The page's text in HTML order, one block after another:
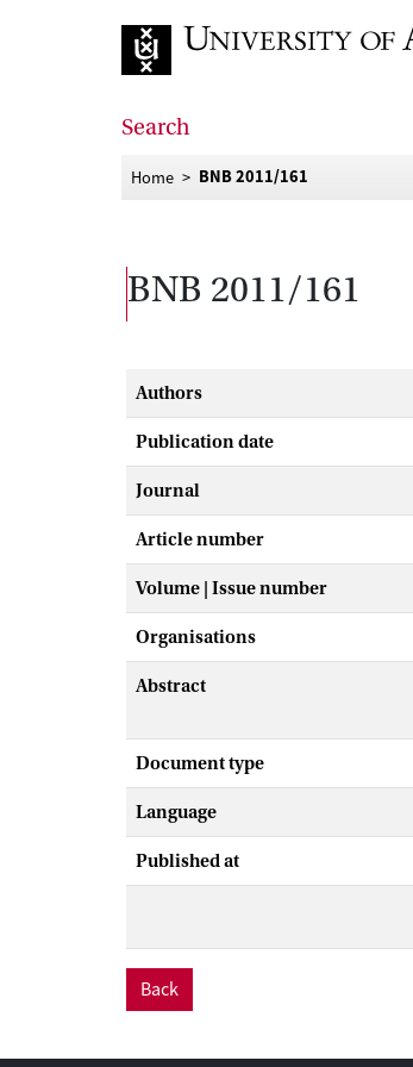
Search
Home BNB 2011/161
BNB 2011/161
Authors
Publication date
Journal
Article number
Volume | Issue number
Organisations
Abstract
Document type
Language
Published at
Back